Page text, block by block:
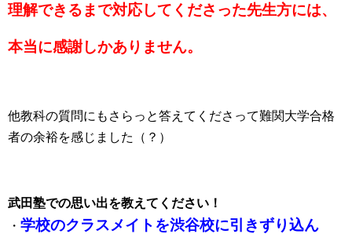
理解できるまで対応してくださった先生方には、
本当に感謝しかありません。
他教科の質問にもさらっと答えてくださって難関大学合格
者の余裕を感じました（？）
武田塾での思い出を教えてください！
・ 学校のクラスメイトを渋谷校に引きずり込ん